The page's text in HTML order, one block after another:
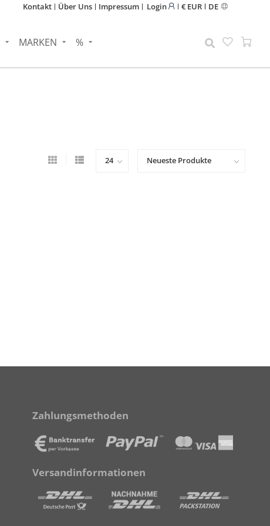
Kontakt Über Uns Impressum Login € EUR DE
MARKEN %
Zahlungsmethoden
Versandinformationen